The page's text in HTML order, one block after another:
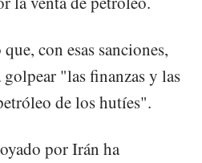
con esas sanciones,
"las finanzas y las
de los hutíes".
por Irán ha